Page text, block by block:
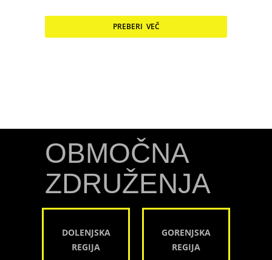
PREBERI VEČ
OBMOČNA
ZDRUŽENJA
DOLENJSKA
REGIJA
GORENJSKA
REGIJA